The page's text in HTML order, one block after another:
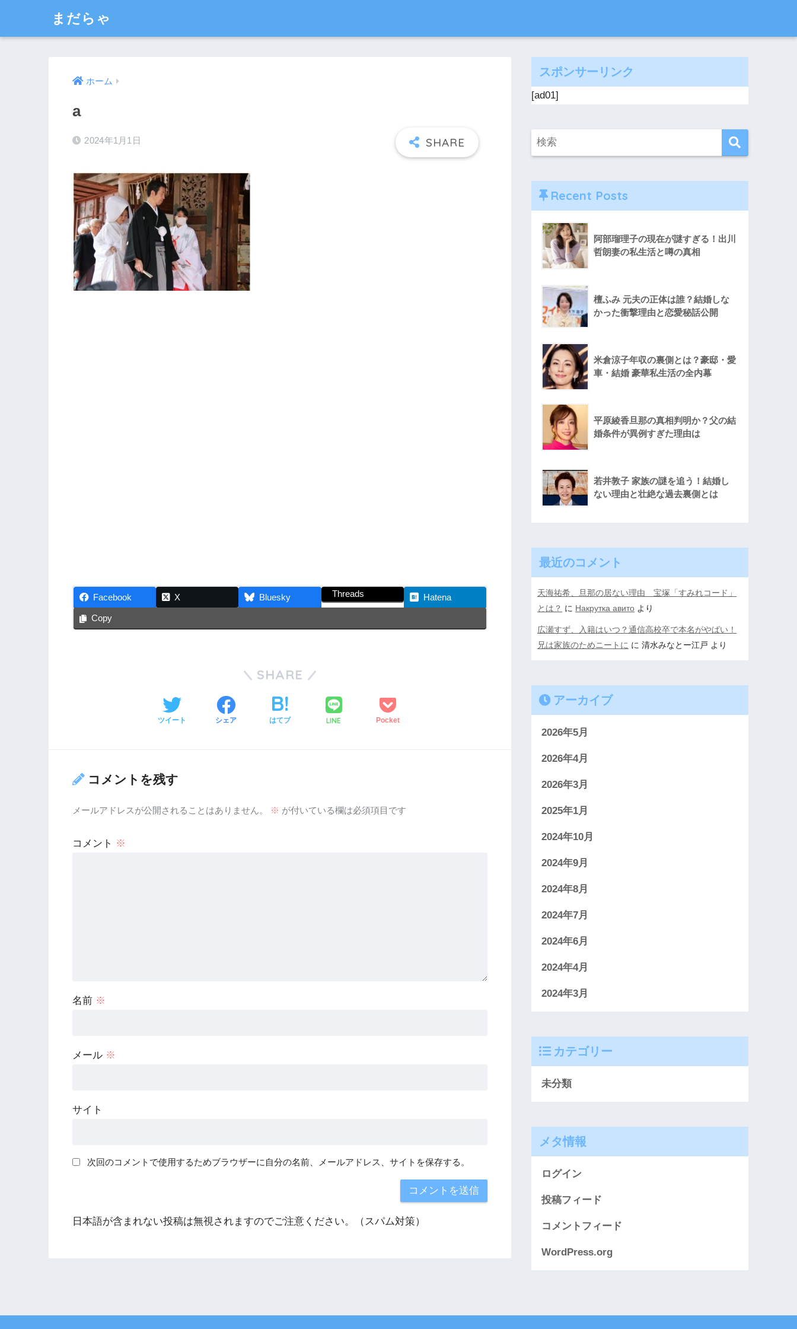
まだらゃ
ホーム
a
2024年1月1日
Facebook X Bluesky Threads Hatena
Copy
SHARE
ツイート シェア はてブ LINE Pocket
コメントを残す
メールアドレスが公開されることはありません。 ※ が付いている欄は必須項目です
コメント ※
名前 ※
メール ※
サイト
次回のコメントで使用するためブラウザーに自分の名前、メールアドレス、サイトを保存する。
日本語が含まれない投稿は無視されますのでご注意ください。（スパム対策）
スポンサーリンク
[ad01]
Recent Posts
阿部瑠理子の現在が謎すぎる！出川
哲朗妻の私生活と噂の真相
檀ふみ 元夫の正体は誰？結婚しな
かった衝撃理由と恋愛秘話公開
米倉涼子年収の裏側とは？豪邸・愛
車・結婚 豪華私生活の全内幕
平原綾香旦那の真相判明か？父の結
婚条件が異例すぎた理由は
若井敦子 家族の謎を追う！結婚し
ない理由と壮絶な過去裏側とは
最近のコメント
天海祐希、旦那の居ない理由 宝塚「すみれコード」
とは？ に Накрутка авито より
広瀬すず、入籍はいつ？通信高校卒で本名がやばい！
兄は家族のためニートに に清水みなとー江戸 より
アーカイブ
2026年5月
2026年4月
2026年3月
2025年1月
2024年10月
2024年9月
2024年8月
2024年7月
2024年6月
2024年4月
2024年3月
カテゴリー
未分類
メタ情報
ログイン
投稿フィード
コメントフィード
WordPress.org